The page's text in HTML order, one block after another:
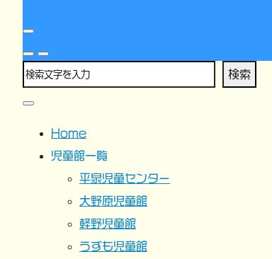
検索
Home
児童館一覧
平泉児童センター
大野原児童館
軽野児童館
うずも児童館